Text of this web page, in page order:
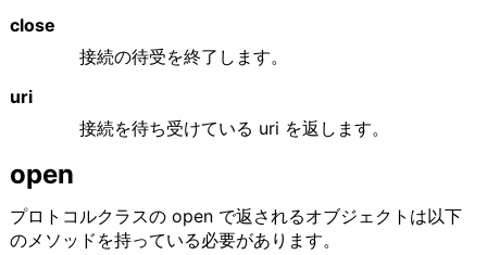
close
接続の待受を終了します。
uri
接続を待ち受けている uri を返します。
open
プロトコルクラスの open で返されるオブジェクトは以下
のメソッドを持っている必要があります。